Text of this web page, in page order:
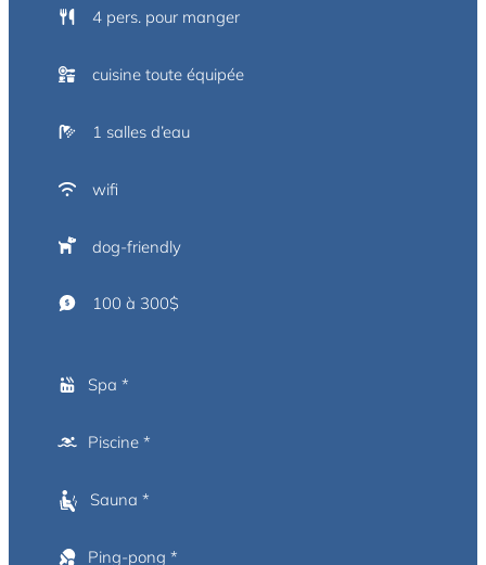
4 pers. pour manger
cuisine toute équipée
1 salles d’eau
wifi
dog-friendly
100 à 300$
Spa *
Piscine *
Sauna *
Ping-pong *